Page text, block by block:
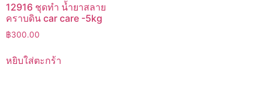
12916 ชุดทำ น้ำยาสลาย
คราบดิน car care -5kg
฿300.00
หยิบใส่ตะกร้า